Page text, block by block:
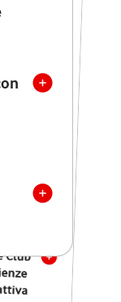
con
Fi 7
Club